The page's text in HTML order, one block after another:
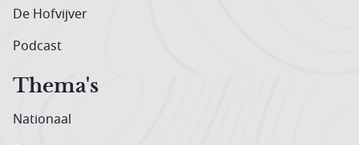
De Hofvijver
Podcast
Thema's
Nationaal